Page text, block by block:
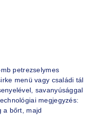
petrezselymes
menü vagy családi tál
savanyúsággal
megjegyzés:
a bőrt, majd